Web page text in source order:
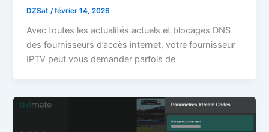
DZSat/février 14, 2026
Avec toutes les actualités actuels et blocages DNS
des fournisseurs d’accès internet, votre fournisseur
IPTV peut vous demander parfois de